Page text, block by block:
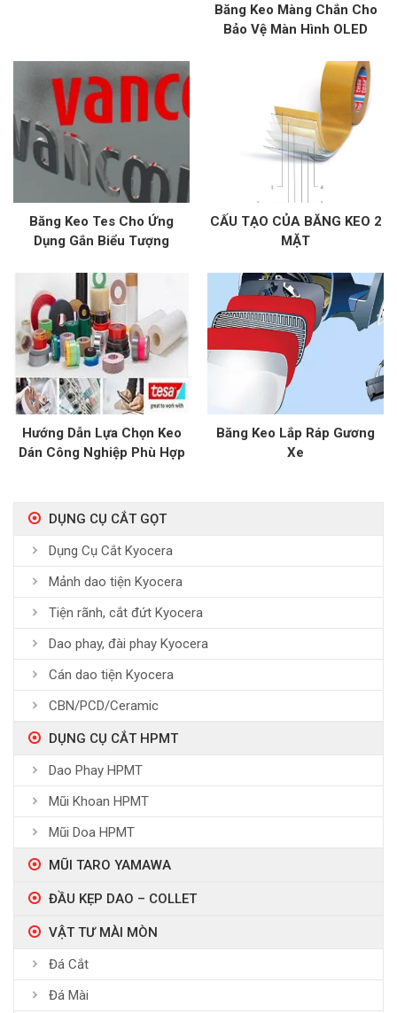
Băng Keo Màng Chắn Cho
Bảo Vệ Màn Hình OLED
Băng Keo Tes Cho Ứng
Dụng Gắn Biểu Tượng
CẤU TẠO CỦA BĂNG KEO 2
MẶT
Hướng Dẫn Lựa Chọn Keo
Dán Công Nghiệp Phù Hợp
Băng Keo Lắp Ráp Gương
Xe
DỤNG CỤ CẮT GỌT
Dụng Cụ Cắt Kyocera
Mảnh dao tiện Kyocera
Tiện rãnh, cắt đứt Kyocera
Dao phay, đài phay Kyocera
Cán dao tiện Kyocera
CBN/PCD/Ceramic
DỤNG CỤ CẮT HPMT
Dao Phay HPMT
Mũi Khoan HPMT
Mũi Doa HPMT
MŨI TARO YAMAWA
ĐẦU KẸP DAO – COLLET
VẬT TƯ MÀI MÒN
Đá Cắt
Đá Mài